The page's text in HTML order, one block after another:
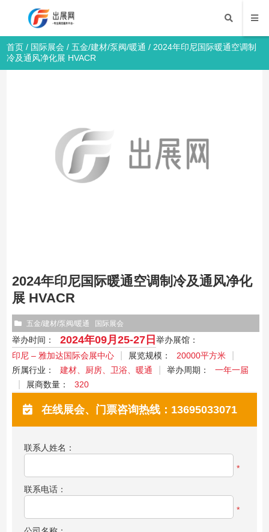
首页 / 国际展会 /五金/建材/泵阀/暖通 / 2024年印尼国际暖通空调制
冷及通风净化展 HVACR
2024年印尼国际暖通空调制冷及通风净化
展 HVACR
五金/建材/泵阀/暖通 国际展会
举办时间： 2024年09月25-27日 举办展馆：
印尼 – 雅加达国际会展中心
展览规模：
20000平方米
所属行业：
建材、厨房、卫浴、暖通 举办周期：
一年一届
展商数量：
320
在线展会、门票咨询热线：13695033071
联系人姓名：
*
联系电话：
*